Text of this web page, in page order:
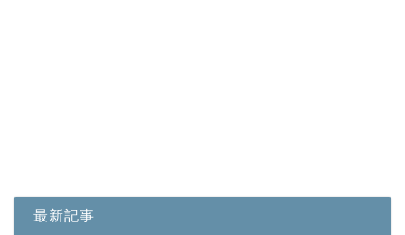
最新記事